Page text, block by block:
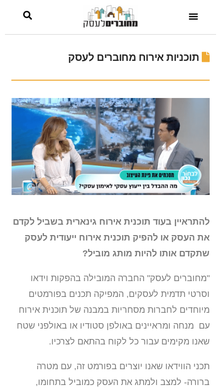
תוכניות אירוח מחוברים לעסק
להתראיין בעוד תוכנית אירוח גינארית בשביל לקדם
את העסק או להפיק תוכנית אירוח ייעודית לעסק
שתקדם אותו להיות מותג מוביל?
"מחוברים לעסק" החברה המובילה בהפקות וידאו
וסרטי תדמית לעסקים, המפיקה תכנים בפורמטים
מיוחדים לחברות מסחריות במבנה של תוכנית אירוח
עם מנחה ומראיינים באולפן סטודיו או באולפני שטח
שאנו מקימים עבור כל לקוח בהתאם לצרכיו.
תכני הווידאו שאנו יוצרים בפורמט זה, עם מטרה
ברורה- למצב ולמתג את העסק כמוביל בתחומו,